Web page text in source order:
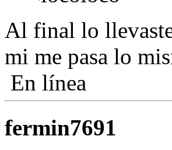
Al final lo
mi me pasa lo
En línea
fermin7691